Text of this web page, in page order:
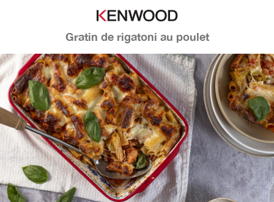
Gratin de rigatoni au poulet